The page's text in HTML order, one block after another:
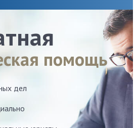
помощь
дел